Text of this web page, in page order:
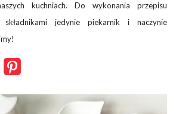
kuchniach. Do wykonania przepisu
jedynie piekarnik i naczynie